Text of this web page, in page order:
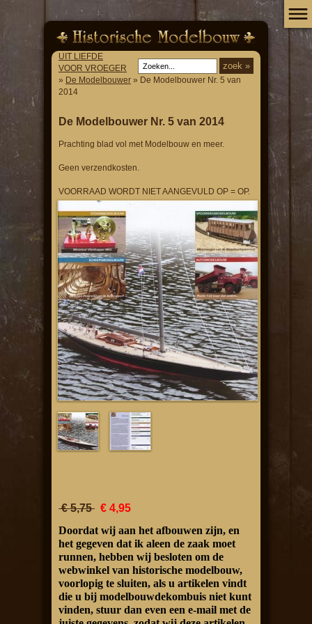
UIT LIEFDE
VOOR VROEGER
» De Modelbouwer » De Modelbouwer Nr. 5 van
2014
De Modelbouwer Nr. 5 van 2014
Prachting blad vol met Modelbouw en meer.
Geen verzendkosten.
VOORRAAD WORDT NIET AANGEVULD OP = OP.
€ 5,75 € 4,95
Doordat wij aan het afbouwen zijn, en
het gegeven dat ik aleen de zaak moet
runnen, hebben wij besloten om de
webwinkel van historische modelbouw,
voorlopig te sluiten, als u artikelen vindt
die u bij modelbouwdekombuis niet kunt
vinden, stuur dan even een e-mail met de